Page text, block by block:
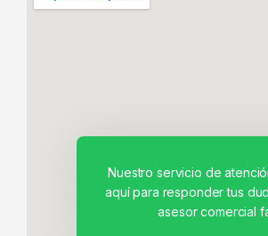
Nuestro servicio de
aquí para responder tus
asesor comercial